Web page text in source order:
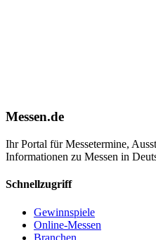
Messen.de
Ihr Portal für Messetermine,
Informationen zu Messen in
Schnellzugriff
Gewinnspiele
Online-Messen
Branchen